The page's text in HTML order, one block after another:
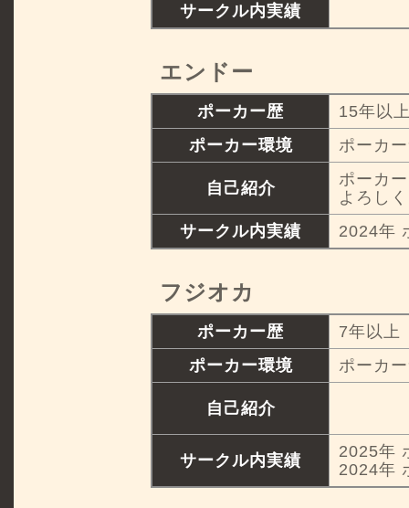
サークル内実績
エンドー
ポーカー歴
15年以
ポーカー環境
ポーカ
自己紹介
ポーカ
よろし
サークル内実績
2024年
フジオカ
ポーカー歴
7年以上
ポーカー環境
ポーカ
自己紹介
サークル内実績
2025年
2024年